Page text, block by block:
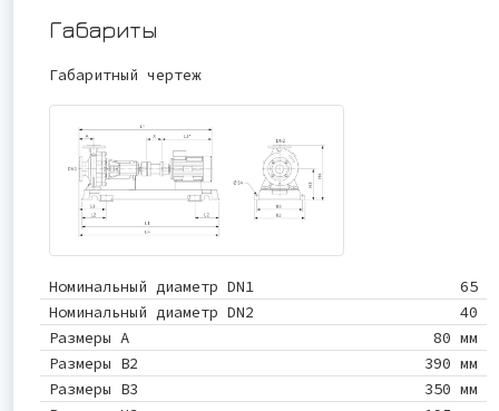
Габариты
Габаритный чертеж
Номинальный диаметр DN1
65
Номинальный диаметр DN2
40
Размеры A
80 мм
Размеры B2
390 мм
Размеры B3
350 мм